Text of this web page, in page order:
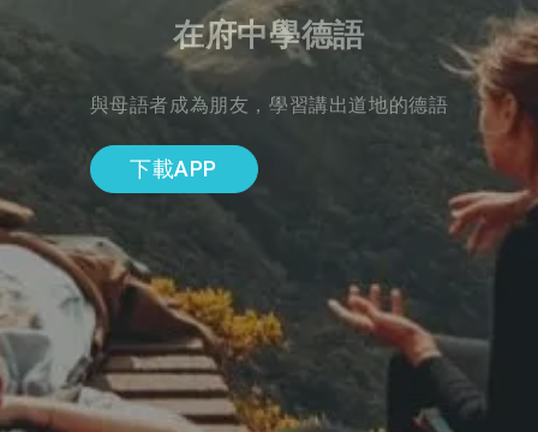
在府中學德語
與母語者成為朋友，學習講出道地的德語
下載APP